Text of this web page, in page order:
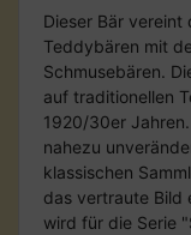
Dieser Bär vereint
Teddybären mit
Schmusebären.
auf traditionellen
1920/30er
nahezu
klassischen
das vertraute Bild
wird für die Serie